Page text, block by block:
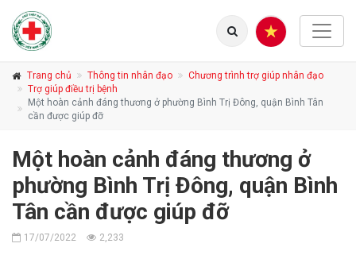
Trang chủ Thông tin nhân đạo
Chương trình trợ giúp nhân đạo
Trợ giúp điều trị bệnh
Một hoàn cảnh đáng thương ở phường Bình Trị Đông, quận Bình Tân
cần được giúp đỡ
Một hoàn cảnh đáng thương ở
phường Bình Trị Đông, quận Bình
Tân cần được giúp đỡ
17/07/2022 2,233